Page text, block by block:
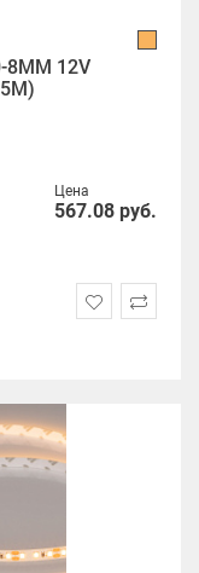
12V
Цена
567.08 руб.